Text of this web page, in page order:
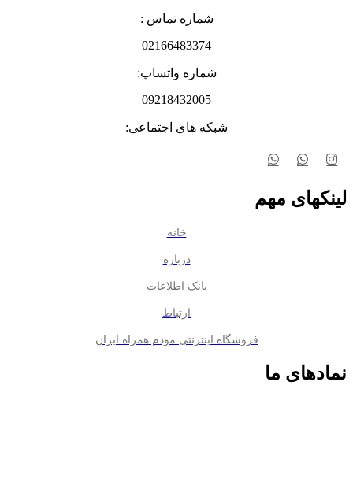
شماره تماس :
02166483374
شماره واتساپ:
09218432005
شبکه های اجتماعی:
لینکهای مهم
خانه
درباره
بانک اطلاعات
ارتباط
فروشگاه اینترنتی مودم همراه ایران
نمادهای ما